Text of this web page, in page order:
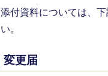
添付資料については、
い。
変更届